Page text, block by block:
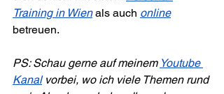
Training in Wien als auch online
betreuen.
PS: Schau gerne auf meinem Youtube
Kanal vorbei, wo ich viele Themen rund